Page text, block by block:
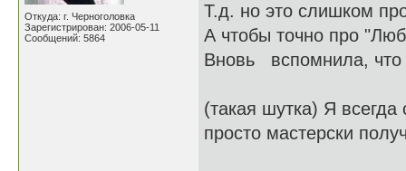
Откуда: г. Черноголовка
Зарегистрирован: 2006-05-11
Сообщений: 5864
Т.д. но это слишком
А чтобы точно про
Вновь вспомнила, что
(такая шутка) Я всегда
просто мастерски